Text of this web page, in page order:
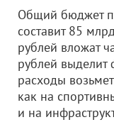
Общий бюджет
составит 85
рублей вложат
рублей выделит
расходы
как на
и на